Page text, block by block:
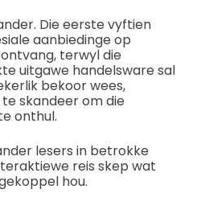
Die eerste vyftien
aanbiedinge op
terwyl die
uitgawe handelsware sal
bekoor wees,
skandeer om die
onthul.
lesers in betrokke
reis skep wat
hou.